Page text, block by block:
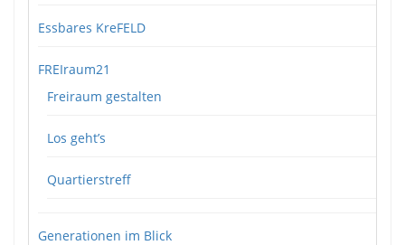
Essbares KreFELD
FREIraum21
Freiraum gestalten
Los geht’s
Quartierstreff
Generationen im Blick